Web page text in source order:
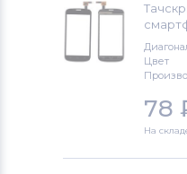
Цвет
78
На